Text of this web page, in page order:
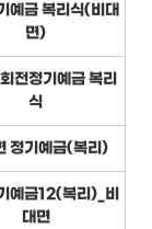
예금 복리식(비대
면)
전정기예금 복리
식
정기예금(복리)
예금12(복리)_비
대면